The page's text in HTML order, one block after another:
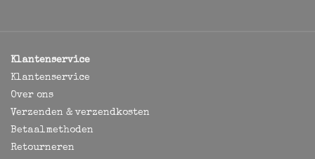
Klantenservice
Klantenservice
Over ons
Verzenden & verzendkosten
Betaalmethoden
Retourneren